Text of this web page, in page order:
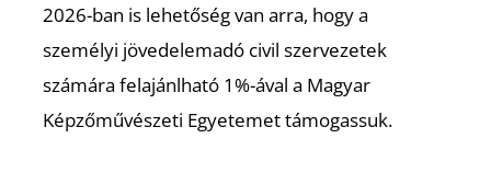
2026-ban is lehetőség van arra, hogy a
személyi jövedelemadó civil szervezetek
számára felajánlható 1%-ával a Magyar
Képzőművészeti Egyetemet támogassuk.